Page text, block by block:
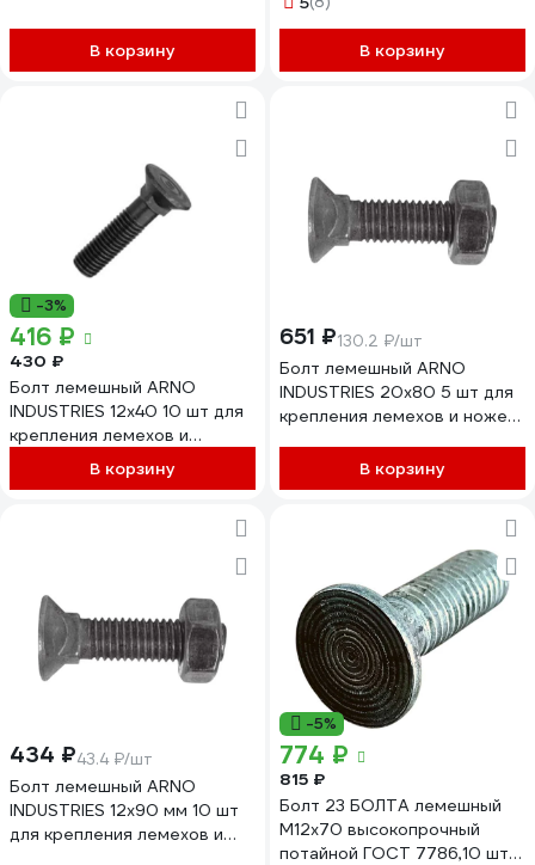
В корзину В корзину
-3%
416 ₽
430 ₽
Болт лемешный ARNO
INDUSTRIES 12х40 10 шт для
крепления лемехов и
навесного оборудования
ГОСТ 7786-81 класс
В корзину
651 ₽130.2 ₽/шт
Болт лемешный ARNO
INDUSTRIES 20х80 5 шт для
крепления лемехов и ножей
A08002008002507
В корзину
434 ₽43.4 ₽/шт
Болт лемешный ARNO
INDUSTRIES 12х90 мм 10 шт
для крепления лемехов и
-5%
774 ₽
815 ₽
Болт 23 БОЛТА лемешный
М12x70 высокопрочный
потайной ГОСТ 7786,10 шт